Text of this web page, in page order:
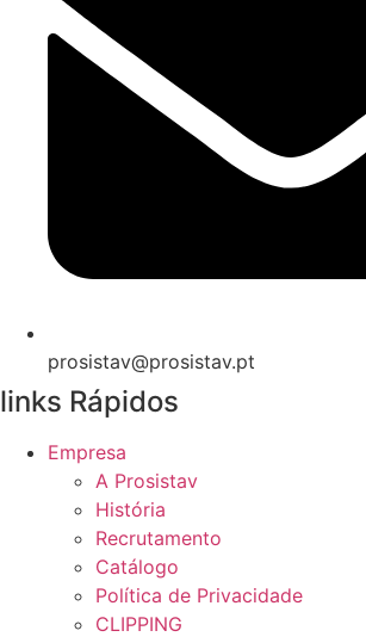
prosistav@prosistav.pt
links Rápidos
Empresa
A Prosistav
História
Recrutamento
Catálogo
Política de Privacidade
CLIPPING